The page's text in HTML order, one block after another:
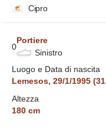
Cipro
0
Portiere
Sinistro
Luogo e Data di nascita
Lemesos, 29/1/1995 (31
Altezza
180 cm